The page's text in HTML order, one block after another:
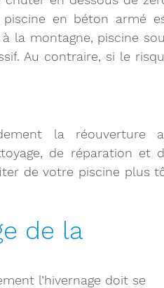
en béton armé
la montagne, piscine
. Au contraire, si le
la réouverture
de réparation et
de votre piscine plus
de la
l’hivernage doit se